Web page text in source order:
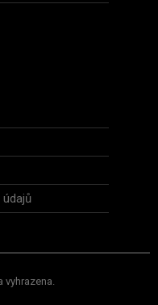
rukávy MARK zelená
vyhrazena.